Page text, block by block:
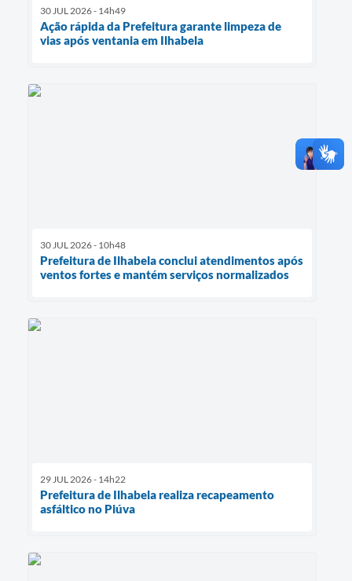
30 JUL 2026 - 14h49
Ação rápida da Prefeitura garante limpeza de
vias após ventania em Ilhabela
30 JUL 2026 - 10h48
Prefeitura de Ilhabela conclui atendimentos após
ventos fortes e mantém serviços normalizados
29 JUL 2026 - 14h22
Prefeitura de Ilhabela realiza recapeamento
asfáltico no Piúva